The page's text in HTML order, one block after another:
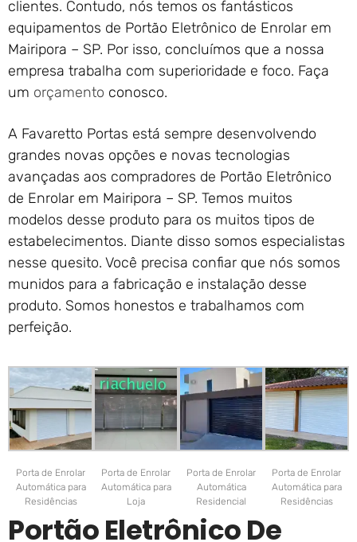
Portão de Garagem de
Enrolar em Nova Friburgo –
RJ
clientes. Contudo, nós temos os fantásticos
equipamentos de Portão Eletrônico de Enrolar em
Mairipora – SP. Por isso, concluímos que a nossa
empresa trabalha com superioridade e foco. Faça
um orçamento conosco.
A Favaretto Portas está sempre desenvolvendo
grandes novas opções e novas tecnologias
avançadas aos compradores de Portão Eletrônico
de Enrolar em Mairipora – SP. Temos muitos
modelos desse produto para os muitos tipos de
estabelecimentos. Diante disso somos especialistas
nesse quesito. Você precisa confiar que nós somos
munidos para a fabricação e instalação desse
produto. Somos honestos e trabalhamos com
perfeição.
Porta de Enrolar
Automática para
Residências
Porta de Enrolar
Automática para
Loja
Porta de Enrolar
Automática
Residencial
Porta de Enrolar
Automática para
Residências
Portão Eletrônico De